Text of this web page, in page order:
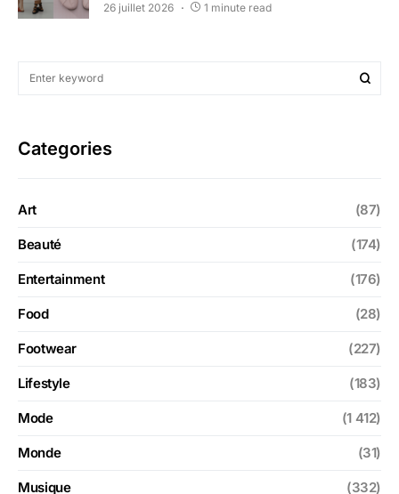
26 juillet 2026 1 minute read
Categories
Art (87)
Beauté (174)
Entertainment (176)
Food (28)
Footwear (227)
Lifestyle (183)
Mode (1 412)
Monde (31)
Musique (332)